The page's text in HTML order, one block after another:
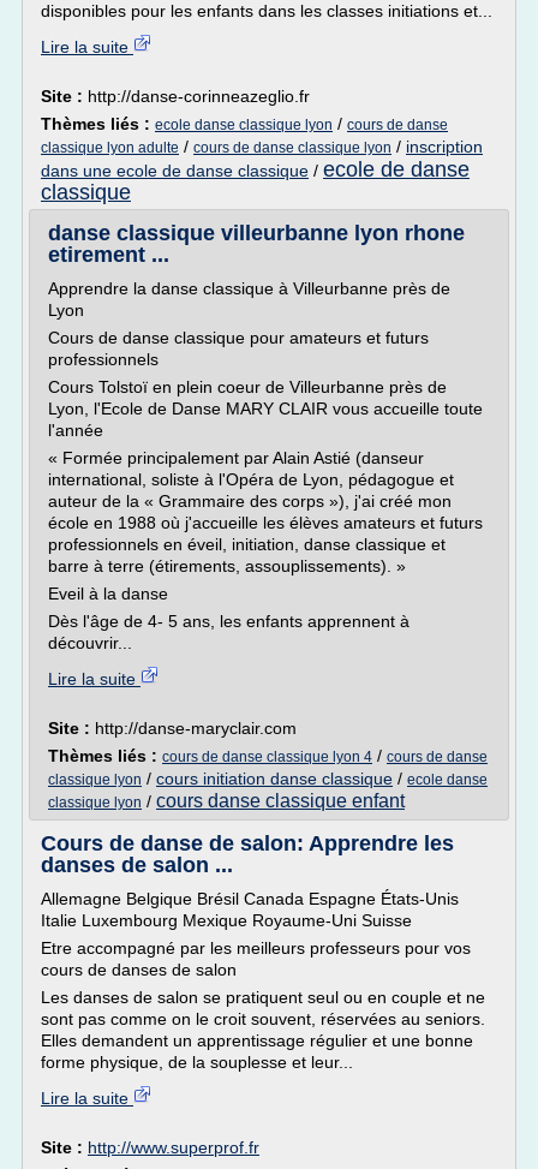
disponibles pour les enfants dans les classes initiations et...
Lire la suite
Site : http://danse-corinneazeglio.fr
Thèmes liés : ecole danse classique lyon / cours de danse
classique lyon adulte / cours de danse classique lyon / inscription
dans une ecole de danse classique / ecole de danse
classique
danse classique villeurbanne lyon rhone
etirement ...
Apprendre la danse classique à Villeurbanne près de
Lyon
Cours de danse classique pour amateurs et futurs
professionnels
Cours Tolstoï en plein coeur de Villeurbanne près de
Lyon, l'Ecole de Danse MARY CLAIR vous accueille toute
l'année
« Formée principalement par Alain Astié (danseur
international, soliste à l'Opéra de Lyon, pédagogue et
auteur de la « Grammaire des corps »), j'ai créé mon
école en 1988 où j'accueille les élèves amateurs et futurs
professionnels en éveil, initiation, danse classique et
barre à terre (étirements, assouplissements). »
Eveil à la danse
Dès l'âge de 4- 5 ans, les enfants apprennent à
découvrir...
Lire la suite
Site : http://danse-maryclair.com
Thèmes liés : cours de danse classique lyon 4 / cours de danse
classique lyon / cours initiation danse classique / ecole danse
classique lyon / cours danse classique enfant
Cours de danse de salon: Apprendre les
danses de salon ...
Allemagne Belgique Brésil Canada Espagne États-Unis
Italie Luxembourg Mexique Royaume-Uni Suisse
Etre accompagné par les meilleurs professeurs pour vos
cours de danses de salon
Les danses de salon se pratiquent seul ou en couple et ne
sont pas comme on le croit souvent, réservées au seniors.
Elles demandent un apprentissage régulier et une bonne
forme physique, de la souplesse et leur...
Lire la suite
Site : http://www.superprof.fr